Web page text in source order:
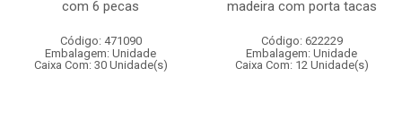
com 6 pecas
Código: 471090
Embalagem: Unidade
Caixa Com: 30 Unidade(s)
madeira com porta tacas
Código: 622229
Embalagem: Unidade
Caixa Com: 12 Unidade(s)